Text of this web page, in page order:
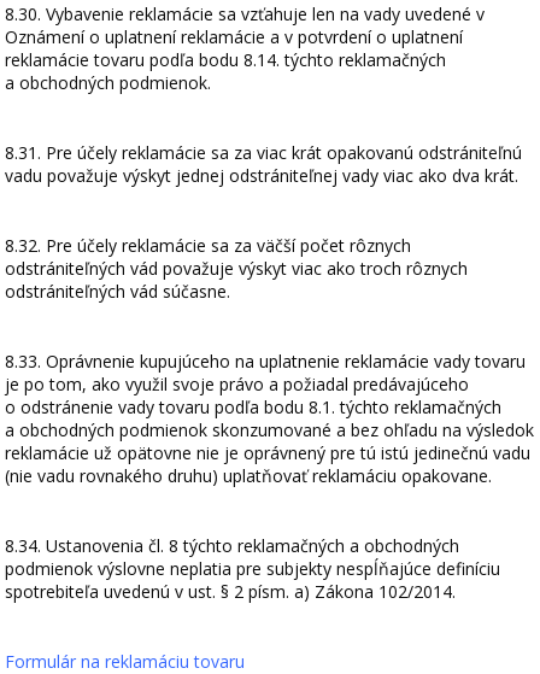
8.30. Vybavenie reklamácie sa vzťahuje len na vady uvedené v
Oznámení o uplatnení reklamácie a v potvrdení o uplatnení
reklamácie tovaru podľa bodu 8.14. týchto reklamačných
a obchodných podmienok.
8.31. Pre účely reklamácie sa za viac krát opakovanú odstrániteľnú
vadu považuje výskyt jednej odstrániteľnej vady viac ako dva krát.
8.32. Pre účely reklamácie sa za väčší počet rôznych
odstrániteľných vád považuje výskyt viac ako troch rôznych
odstrániteľných vád súčasne.
8.33. Oprávnenie kupujúceho na uplatnenie reklamácie vady tovaru
je po tom, ako využil svoje právo a požiadal predávajúceho
o odstránenie vady tovaru podľa bodu 8.1. týchto reklamačných
a obchodných podmienok skonzumované a bez ohľadu na výsledok
reklamácie už opätovne nie je oprávnený pre tú istú jedinečnú vadu
(nie vadu rovnakého druhu) uplatňovať reklamáciu opakovane.
8.34. Ustanovenia čl. 8 týchto reklamačných a obchodných
podmienok výslovne neplatia pre subjekty nespĺňajúce definíciu
spotrebiteľa uvedenú v ust. § 2 písm. a) Zákona 102/2014.
Formulár na reklamáciu tovaru